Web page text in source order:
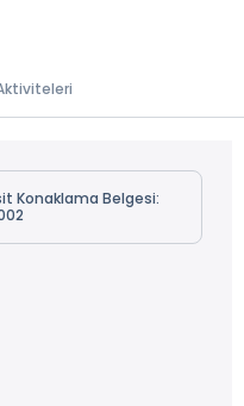
Konaklama Belgesi: